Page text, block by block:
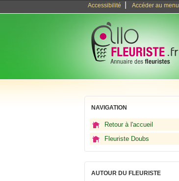
Accessibilité Accéder au menu
NAVIGATION
Retour à l'accueil
Fleuriste Doubs
AUTOUR DU FLEURISTE